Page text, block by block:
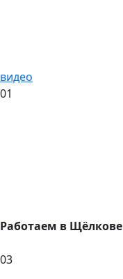
видео
01
Работаем в Щёлкове
03